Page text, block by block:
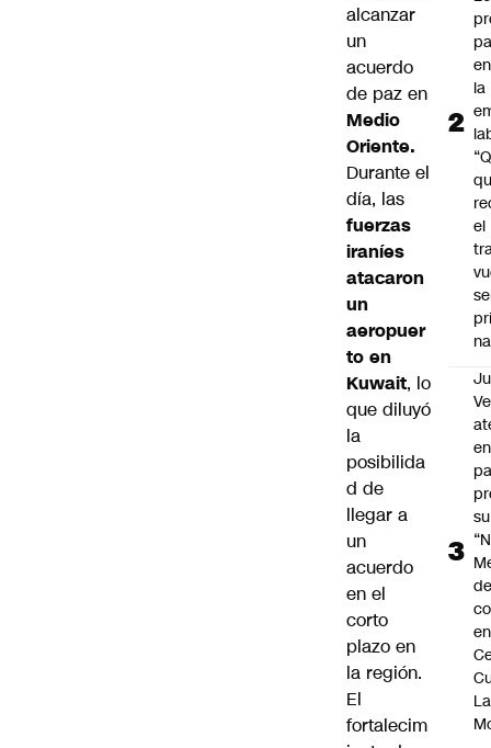
alcanzar
un
acuerdo
de paz en
Medio
Oriente.
Durante el
día, las
fuerzas
iraníes
atacaron
un
aeropuer
to en
Kuwait, lo
que diluyó
la
posibilida
d de
llegar a
un
acuerdo
en el
corto
plazo en
la región.
El
fortalecim
la
el
La